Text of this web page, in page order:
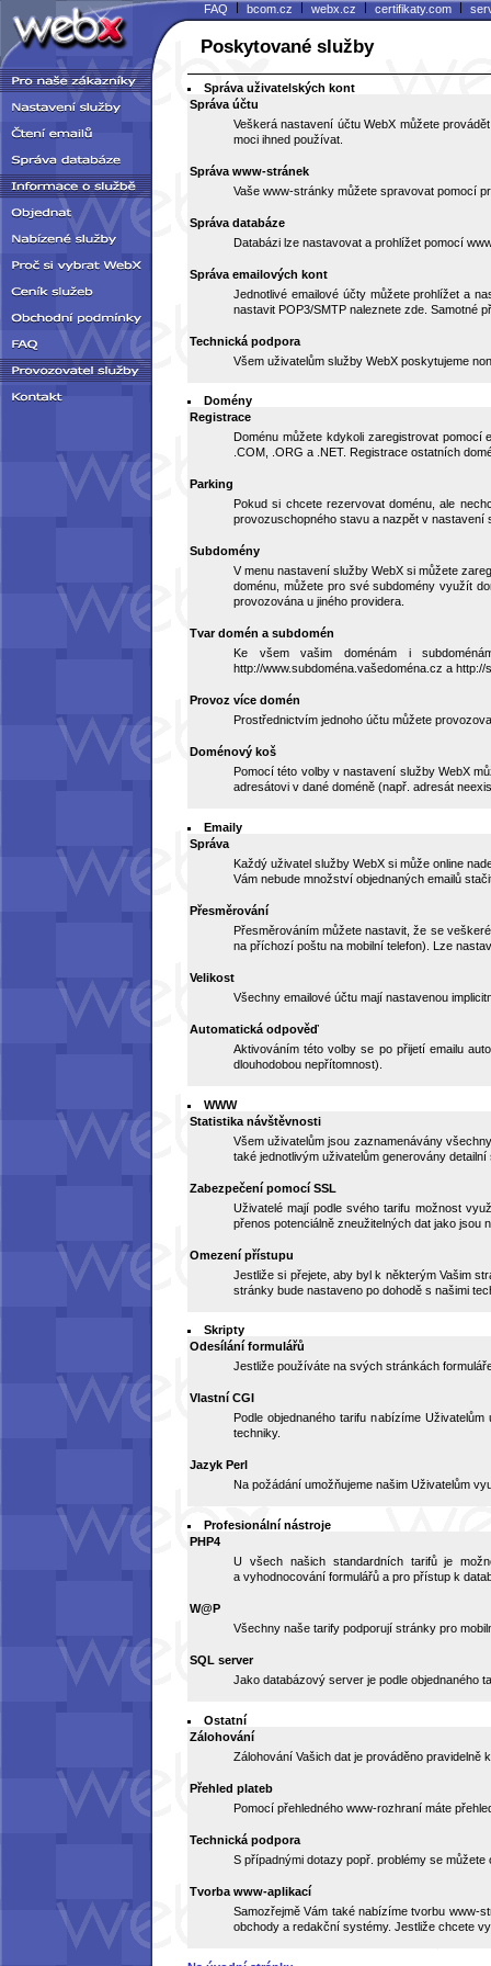
FAQ | bcom.cz | webx.cz | certifikaty.com |
Poskytované služby
Správa uživatelských kont
Správa účtu
Veškerá nastavení účtu WebX můžete
moci ihned používat.
Správa www-stránek
Vaše www-stránky můžete spravovat pomocí
Správa databáze
Databázi lze nastavovat a prohlížet pomocí
Správa emailových kont
Jednotlivé emailové účty můžete prohlížet a
nastavit POP3/SMTP naleznete zde. Samotné
Technická podpora
Všem uživatelům služby WebX poskytujeme
Domény
Registrace
Doménu můžete kdykoli zaregistrovat
.COM, .ORG a .NET. Registrace ostatních
Parking
Pokud si chcete rezervovat doménu, ale
provozuschopného stavu a nazpět v nastavení
Subdomény
V menu nastavení služby WebX si můžete
doménu, můžete pro své subdomény využít
provozována u jiného providera.
Tvar domén a subdomén
Ke všem vašim doménám i
http://www.subdoména.vašedoména.cz a
Provoz více domén
Prostřednictvím jednoho účtu můžete
Doménový koš
Pomocí této volby v nastavení služby WebX
adresátovi v dané doméně (např. adresát
Emaily
Správa
Každý uživatel služby WebX si může online
Vám nebude množství objednaných emailů
Přesměrování
Přesměrováním můžete nastavit, že se
na příchozí poštu na mobilní telefon). Lze
Velikost
Všechny emailové účtu mají nastavenou
Automatická odpověď
Aktivováním této volby se po přijetí emailu
dlouhodobou nepřítomnost).
WWW
Statistika návštěvnosti
Všem uživatelům jsou zaznamenávány
také jednotlivým uživatelům generovány
Zabezpečení pomocí SSL
Uživatelé mají podle svého tarifu možnost
přenos potenciálně zneužitelných dat jako
Omezení přístupu
Jestliže si přejete, aby byl k některým Vašim
stránky bude nastaveno po dohodě s našimi
Skripty
Odesílání formulářů
Jestliže používáte na svých stránkách
Vlastní CGI
Podle objednaného tarifu nabízíme
techniky.
Jazyk Perl
Na požádání umožňujeme našim Uživatelům
Profesionální nástroje
PHP4
U všech našich standardních tarifů je
a vyhodnocování formulářů a pro přístup k
W@P
Všechny naše tarify podporují stránky pro
SQL server
Jako databázový server je podle objednaného
Ostatní
Zálohování
Zálohování Vašich dat je prováděno
Přehled plateb
Pomocí přehledného www-rozhraní máte
Technická podpora
S případnými dotazy popř. problémy se
Tvorba www-aplikací
Samozřejmě Vám také nabízíme tvorbu www-
obchody a redakční systémy. Jestliže chcete